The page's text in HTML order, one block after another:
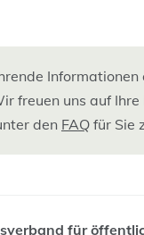
Informationen
freuen uns auf
den FAQ für Sie
für